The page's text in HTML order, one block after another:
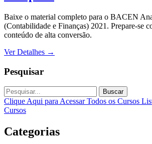
Baixe o material completo para o BACEN
(Contabilidade e Finanças) 2021. Prepare-se
conteúdo de alta conversão.
Ver Detalhes →
Pesquisar
Buscar
Clique Aqui para Acessar Todos os Cursos
Cursos
Categorias